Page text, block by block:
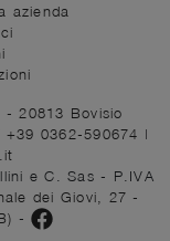
azienda
20813 Bovisio
+39 0362-590674 |
e C. Sas - P.IVA
dei Giovi, 27 -
-